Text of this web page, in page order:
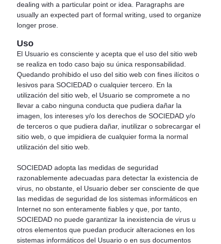
dealing with a particular point or idea. Paragraphs are
usually an expected part of formal writing, used to organize
longer prose.
Uso
El Usuario es consciente y acepta que el uso del sitio web
se realiza en todo caso bajo su única responsabilidad.
Quedando prohibido el uso del sitio web con fines ilícitos o
lesivos para SOCIEDAD o cualquier tercero. En la
utilización del sitio web, el Usuario se compromete a no
llevar a cabo ninguna conducta que pudiera dañar la
imagen, los intereses y/o los derechos de SOCIEDAD y/o
de terceros o que pudiera dañar, inutilizar o sobrecargar el
sitio web, o que impidiera de cualquier forma la normal
utilización del sitio web.
SOCIEDAD adopta las medidas de seguridad
razonablemente adecuadas para detectar la existencia de
virus, no obstante, el Usuario deber ser consciente de que
las medidas de seguridad de los sistemas informáticos en
Internet no son enteramente fiables y que, por tanto,
SOCIEDAD no puede garantizar la inexistencia de virus u
otros elementos que puedan producir alteraciones en los
sistemas informáticos del Usuario o en sus documentos